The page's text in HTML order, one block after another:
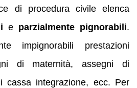
di procedura civile elenca
e parzialmente pignorabili.
impignorabili prestazioni
di maternità, assegni di
cassa integrazione, ecc. Per